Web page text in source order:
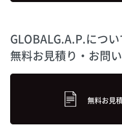
GLOBALG.A.P.につ
無料お見積り・お問
無料お見